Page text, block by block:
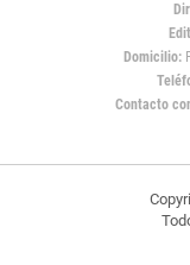
Domicilio:
Contacto